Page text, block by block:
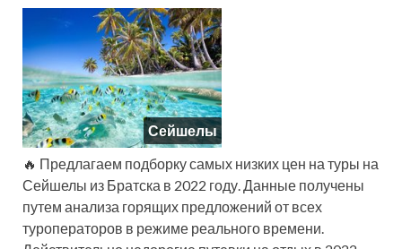
Сейшелы
🔥 Предлагаем подборку самых низких цен на туры на
Сейшелы из Братска в 2022 году. Данные получены
путем анализа горящих предложений от всех
туроператоров в режиме реального времени.